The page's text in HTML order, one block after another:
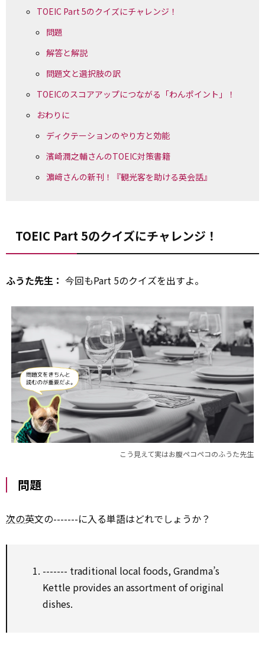
TOEIC Part 5のクイズにチャレンジ！
問題
解答と解説
問題文と選択肢の訳
TOEICのスコアアップにつながる「わんポイント」！
おわりに
ディクテーションのやり方と効能
濱崎潤之輔さんのTOEIC対策書籍
濵﨑さんの新刊！『観光客を助ける英会話』
TOEIC Part 5のクイズにチャレンジ！
ふうた先生： 今回もPart 5のクイズを出すよ。
こう見えて実はお腹ペコペコのふうた先生
問題
次の英文の-------に入る単語はどれでしょうか？
------- traditional local foods, Grandma’s
Kettle provides an assortment of original
dishes.